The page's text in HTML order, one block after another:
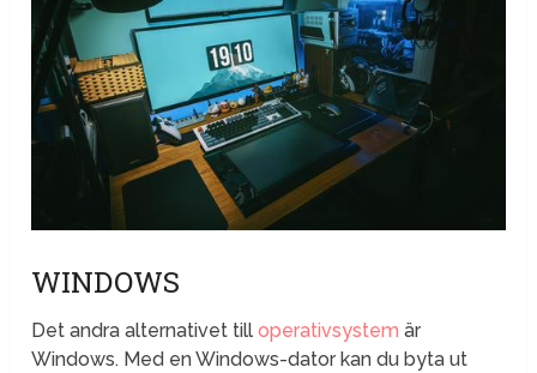
WINDOWS
Det andra alternativet tilloperativsystem är
Windows. Med en Windows-dator kan du byta ut